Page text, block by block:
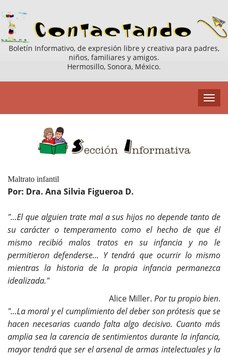
Boletín Informativo, de expresión libre y creativa para padres,
niños, familiares y amigos.
Hermosillo, Sonora, México.
Maltrato infantil
Por: Dra. Ana Silvia Figueroa D.
"...El que alguien trate mal a sus hijos no depende tanto de
su carácter o temperamento como el hecho de que él
mismo recibió malos tratos en su infancia y no le
permitieron defenderse... Y tendrá que ocurrir lo mismo
mientras la historia de la propia infancia permanezca
idealizada."
Alice Miller. Por tu propio bien.
"...La moral y el cumplimiento del deber son prótesis que se
hacen necesarias cuando falta algo decisivo. Cuanto más
amplia sea la carencia de sentimientos durante la infancia,
mayor tendrá que ser el arsenal de armas intelectuales y la